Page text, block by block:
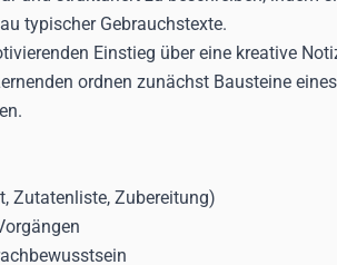
typischer Gebrauchstexte.
Einstieg über eine kreative
ordnen zunächst Bausteine
Zutatenliste, Zubereitung)